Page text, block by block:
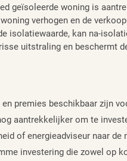
geïsoleerde woning is
verhogen en de
isolatiewaarde, kan na-
uitstraling en beschermt
premies beschikbaar zijn
aantrekkelijker om te
of energieadviseur naar de
investering die zowel op